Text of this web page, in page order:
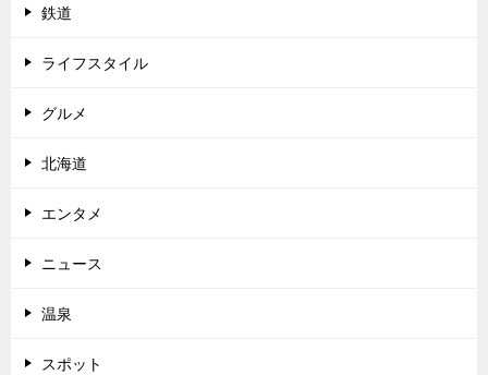
鉄道
ライフスタイル
グルメ
北海道
エンタメ
ニュース
温泉
スポット